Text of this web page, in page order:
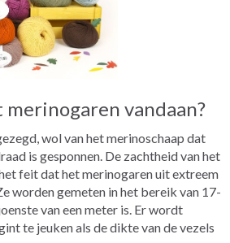
vandaan?
wol van het merinoschaap dat
is gesponnen. De zachtheid van het
feit dat het merinogaren uit extreem
worden gemeten in het bereik van 17-
van een meter is. Er wordt
te jeuken als de dikte van de vezels